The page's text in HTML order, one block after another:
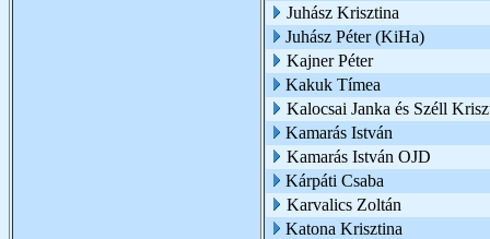
Juhász Krisztina
Juhász Péter (KiHa)
Kajner Péter
Kakuk Tímea
Kalocsai Janka és Széll
Kamarás István
Kamarás István OJD
Kárpáti Csaba
Karvalics Zoltán
Katona Krisztina